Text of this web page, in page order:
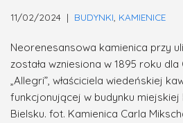
11/02/2024 BUDYNKI KAMIENICE
Neorenesansowa kamienica przy
została wzniesiona w 1895 roku
„Allegri”, właściciela wiedeńskiej
funkcjonującej w budynku miejskiej
Bielsku. fot. Kamienica Carla